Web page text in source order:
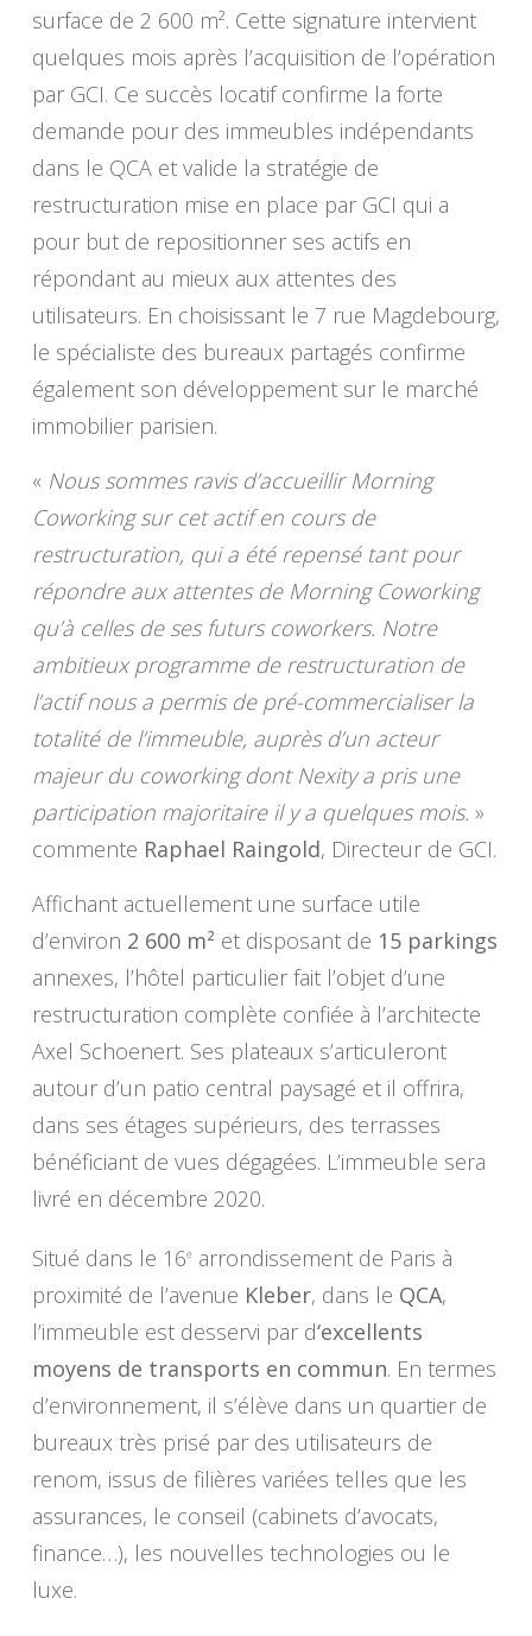
surface de 2 600 m². Cette signature intervient
quelques mois après l’acquisition de l’opération
par GCI. Ce succès locatif confirme la forte
demande pour des immeubles indépendants
dans le QCA et valide la stratégie de
restructuration mise en place par GCI qui a
pour but de repositionner ses actifs en
répondant au mieux aux attentes des
utilisateurs. En choisissant le 7 rue Magdebourg,
le spécialiste des bureaux partagés confirme
également son développement sur le marché
immobilier parisien.
« Nous sommes ravis d’accueillir Morning
Coworking sur cet actif en cours de
restructuration, qui a été repensé tant pour
répondre aux attentes de Morning Coworking
qu’à celles de ses futurs coworkers. Notre
ambitieux programme de restructuration de
l’actif nous a permis de pré-commercialiser la
totalité de l’immeuble, auprès d’un acteur
majeur du coworking dont Nexity a pris une
participation majoritaire il y a quelques mois. »
commente Raphael Raingold, Directeur de GCI.
Affichant actuellement une surface utile
d’environ 2 600 m² et disposant de 15 parkings
annexes, l’hôtel particulier fait l’objet d’une
restructuration complète confiée à l’architecte
Axel Schoenert. Ses plateaux s’articuleront
autour d’un patio central paysagé et il offrira,
dans ses étages supérieurs, des terrasses
bénéficiant de vues dégagées. L’immeuble sera
livré en décembre 2020.
Situé dans le 16earrondissement de Paris à
proximité de l’avenue Kleber, dans le QCA,
l’immeuble est desservi par d‘excellents
moyens de transports en commun. En termes
d’environnement, il s’élève dans un quartier de
bureaux très prisé par des utilisateurs de
renom, issus de filières variées telles que les
assurances, le conseil (cabinets d’avocats,
finance…), les nouvelles technologies ou le
luxe.